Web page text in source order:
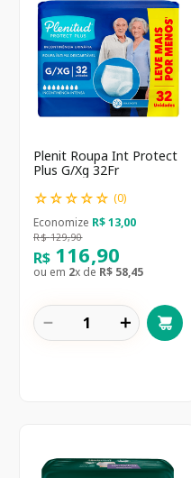
Plenit Roupa Int Protect
Plus G/Xg 32Fr
☆☆☆☆☆ (0)
Economize R$13,00
R$ 129,90
R$ 116,90
ou em 2x de R$ 58,45
＋
－